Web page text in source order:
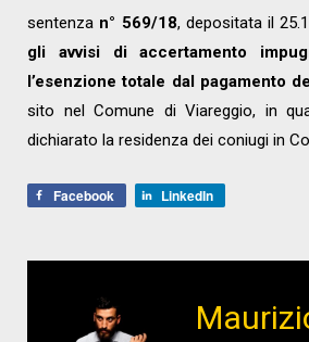
sentenza n° 569/18, depositata il
gli avvisi di accertamento
l’esenzione totale dal pagamento
sito nel Comune di Viareggio, in
dichiarato la residenza dei coniugi in
Facebook LinkedIn